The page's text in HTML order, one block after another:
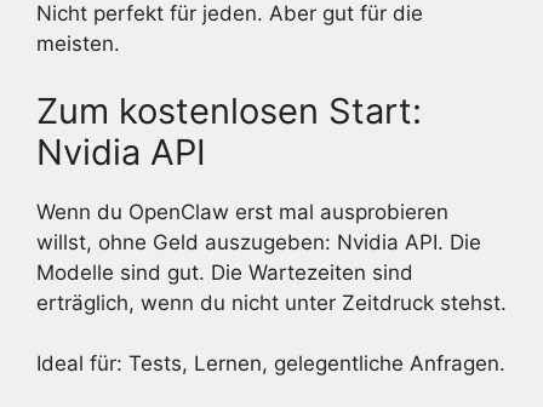
Nicht perfekt für jeden. Aber gut für die
meisten.
Zum kostenlosen Start:
Nvidia API
Wenn du OpenClaw erst mal ausprobieren
willst, ohne Geld auszugeben: Nvidia API. Die
Modelle sind gut. Die Wartezeiten sind
erträglich, wenn du nicht unter Zeitdruck stehst.
Ideal für: Tests, Lernen, gelegentliche Anfragen.